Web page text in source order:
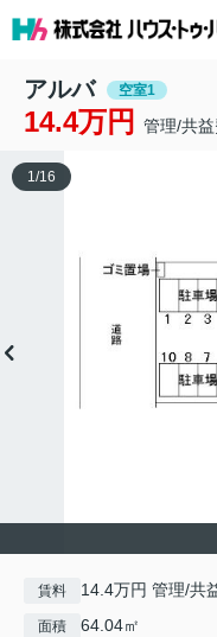
アルバ 空室1
14.4万円 管理/共
1/16
賃料 14.4万円 管理/共
面積 64.04㎡